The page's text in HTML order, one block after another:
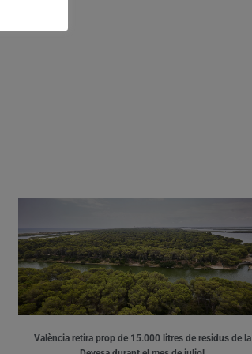
València retira prop de 15.000 litres de residus de la